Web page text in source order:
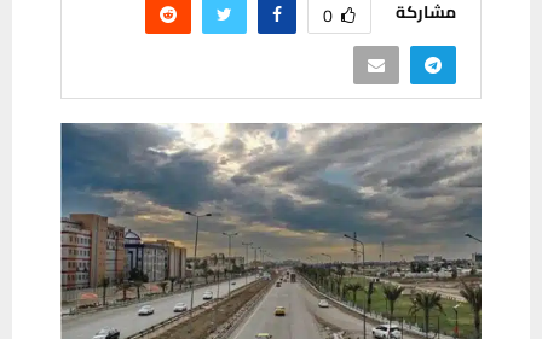
مشاركة 0